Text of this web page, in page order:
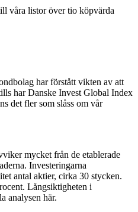
våra listor över tio köpvärda
har förstått vikten av att
har Danske Invest Global Index
det fler som slåss om vår
mycket från de etablerade
Investeringarna
antal aktier, cirka 30 stycken.
Långsiktigheten i
analysen här.